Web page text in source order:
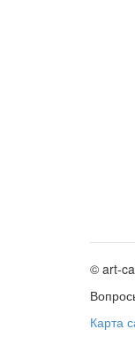
© art-
Карта